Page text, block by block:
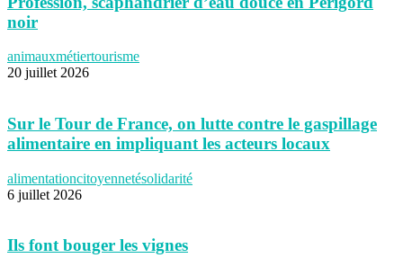
noir
animauxmétiertourisme
20 juillet 2026
Sur le Tour de France, on lutte contre le gaspillage
alimentaire en impliquant les acteurs locaux
alimentationcitoyennetésolidarité
6 juillet 2026
Ils font bouger les vignes